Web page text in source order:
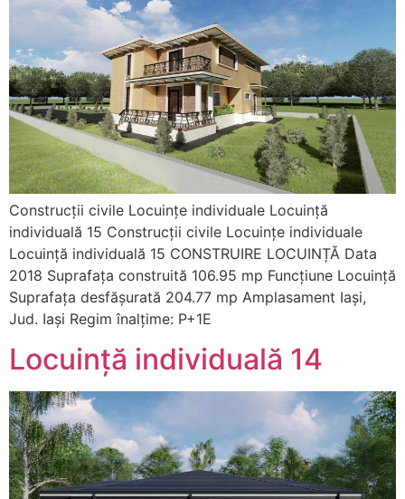
Construcții civile Locuințe individuale Locuință
individuală 15 Construcții civile Locuințe individuale
Locuință individuală 15 CONSTRUIRE LOCUINȚĂ Data
2018 Suprafața construită 106.95 mp Funcțiune Locuință
Suprafața desfășurată 204.77 mp Amplasament Iași,
Jud. Iași Regim înalțime: P+1E
Locuință individuală 14